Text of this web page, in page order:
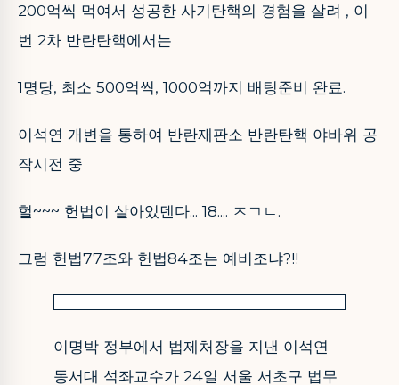
200억씩 먹여서 성공한 사기탄핵의 경험을 살려 , 이
번 2차 반란탄핵에서는
1명당, 최소 500억씩, 1000억까지 배팅준비 완료.
이석연 개변을 통하여 반란재판소 반란탄핵 야바위 공
작시전 중
헐~~~ 헌법이 살아있덴다... 18.... ㅈㄱㄴ.
그럼 헌법77조와 헌법84조는 예비조냐?!!
이명박 정부에서 법제처장을 지낸 이석연
동서대 석좌교수가 24일 서울 서초구 법무